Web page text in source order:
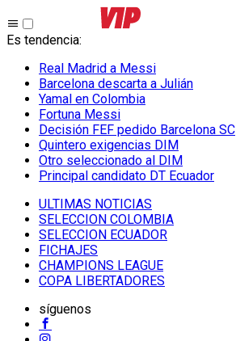
Es tendencia:
Real Madrid a Messi
Barcelona descarta a Julián
Yamal en Colombia
Fortuna Messi
Decisión FEF pedido Barcelona SC
Quintero exigencias DIM
Otro seleccionado al DIM
Principal candidato DT Ecuador
ULTIMAS NOTICIAS
SELECCION COLOMBIA
SELECCION ECUADOR
FICHAJES
CHAMPIONS LEAGUE
COPA LIBERTADORES
síguenos